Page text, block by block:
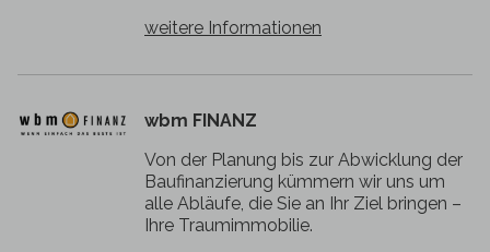
weitere Informationen
wbm FINANZ
Von der Planung bis zur Abwicklung der
Baufinanzierung kümmern wir uns um
alle Abläufe, die Sie an Ihr Ziel bringen –
Ihre Traumimmobilie.